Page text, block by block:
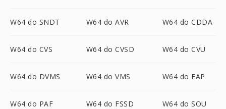
W64 do SNDT W64 do AVR W64 do CDDA
W64 do CVS W64 do CVSD W64 do CVU
W64 do DVMS W64 do VMS W64 do FAP
W64 do PAF W64 do FSSD W64 do SOU